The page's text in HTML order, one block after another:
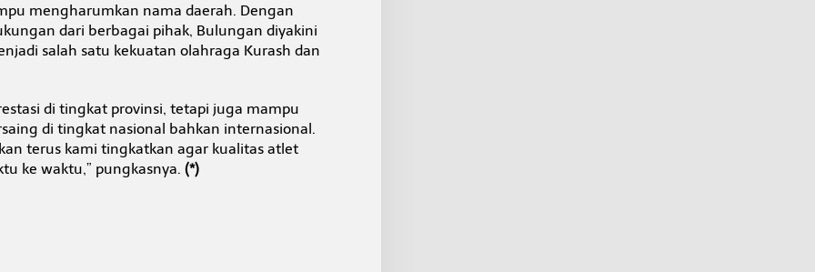
mengharumkan nama daerah. Dengan
dari berbagai pihak, Bulungan diyakini
salah satu kekuatan olahraga Kurash dan
di tingkat provinsi, tetapi juga mampu
di tingkat nasional bahkan internasional.
terus kami tingkatkan agar kualitas atlet
ke waktu,” pungkasnya. (*)